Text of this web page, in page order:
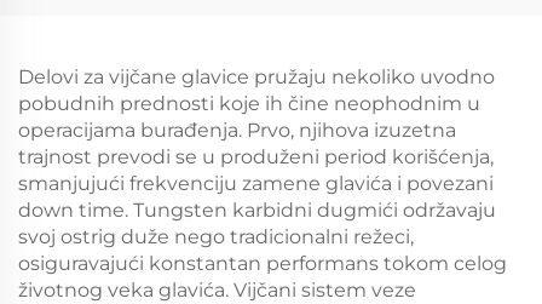
Delovi za vijčane glavice pružaju nekoliko uvodno
pobudnih prednosti koje ih čine neophodnim u
operacijama burađenja. Prvo, njihova izuzetna
trajnost prevodi se u produženi period korišćenja,
smanjujući frekvenciju zamene glavića i povezani
down time. Tungsten karbidni dugmići održavaju
svoj ostrig duže nego tradicionalni režeci,
osiguravajući konstantan performans tokom celog
životnog veka glavića. Vijčani sistem veze